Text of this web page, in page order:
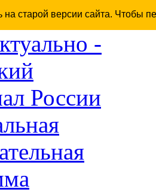
на старой версии сайта. Чтобы
-
России